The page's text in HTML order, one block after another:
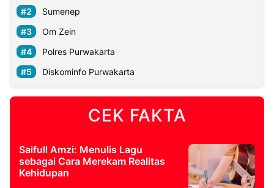
Sumenep
Om Zein
Polres Purwakarta
Diskominfo Purwakarta
CEK FAKTA
Saifull Amzi: Menulis Lagu
sebagai Cara Merekam Realitas
Kehidupan